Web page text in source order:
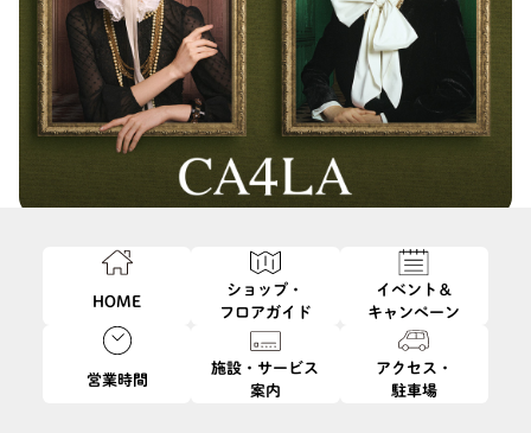
HOME
ショップ・
フロアガイド
イベント＆
キャンペーン
営業時間
施設・サービス
案内
アクセス・
駐車場
このイベントは終了しました
2025/12/9 〜12/25(木)
1F| 1F正面玄関前特設会場
「すべてのひとに、最高の帽子を」の願いとともに、メイドイン